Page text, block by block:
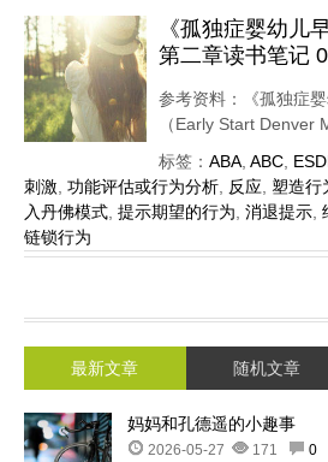
《孤独症婴幼儿
第二章读书笔记
参考资料：《孤独症
（Early Start Denver
标签： ABA ABC
刺激 功能评估或行为分析 反应 塑造行
入丹佛模式 提示期望的行为 消退提示
链锁行为
最新文章 随机文章
妈妈和孔德遥的小趣事
2026-05-27 171 0